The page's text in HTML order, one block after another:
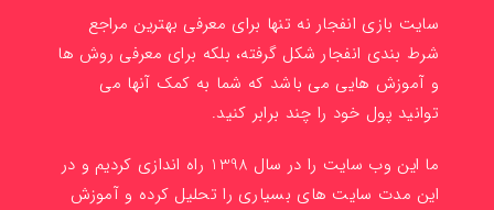
سایت بازی انفجار نه تنها برای معرفی بهترین مراجع
شرط بندی انفجار شکل گرفته، بلکه برای معرفی روش ها
و آموزش هایی می باشد که شما به کمک آنها می
توانید پول خود را چند برابر کنید.
ما این وب سایت را در سال 1398 راه اندازی کردیم و در
این مدت سایت های بسیاری را تحلیل کرده و آموزش